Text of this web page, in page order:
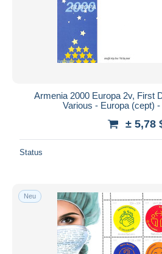
Armenia 2000 Europa 2v, First
Various - Europa (cept)
± 5,78
Status
Neu